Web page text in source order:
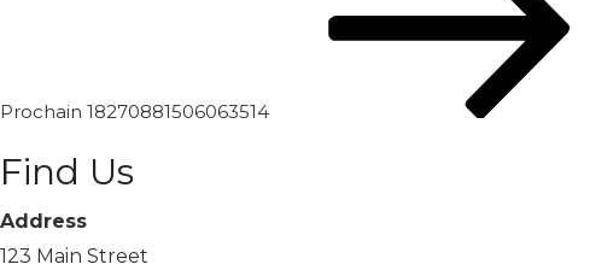
Prochain 18270881506063514
Find Us
Address
123 Main Street